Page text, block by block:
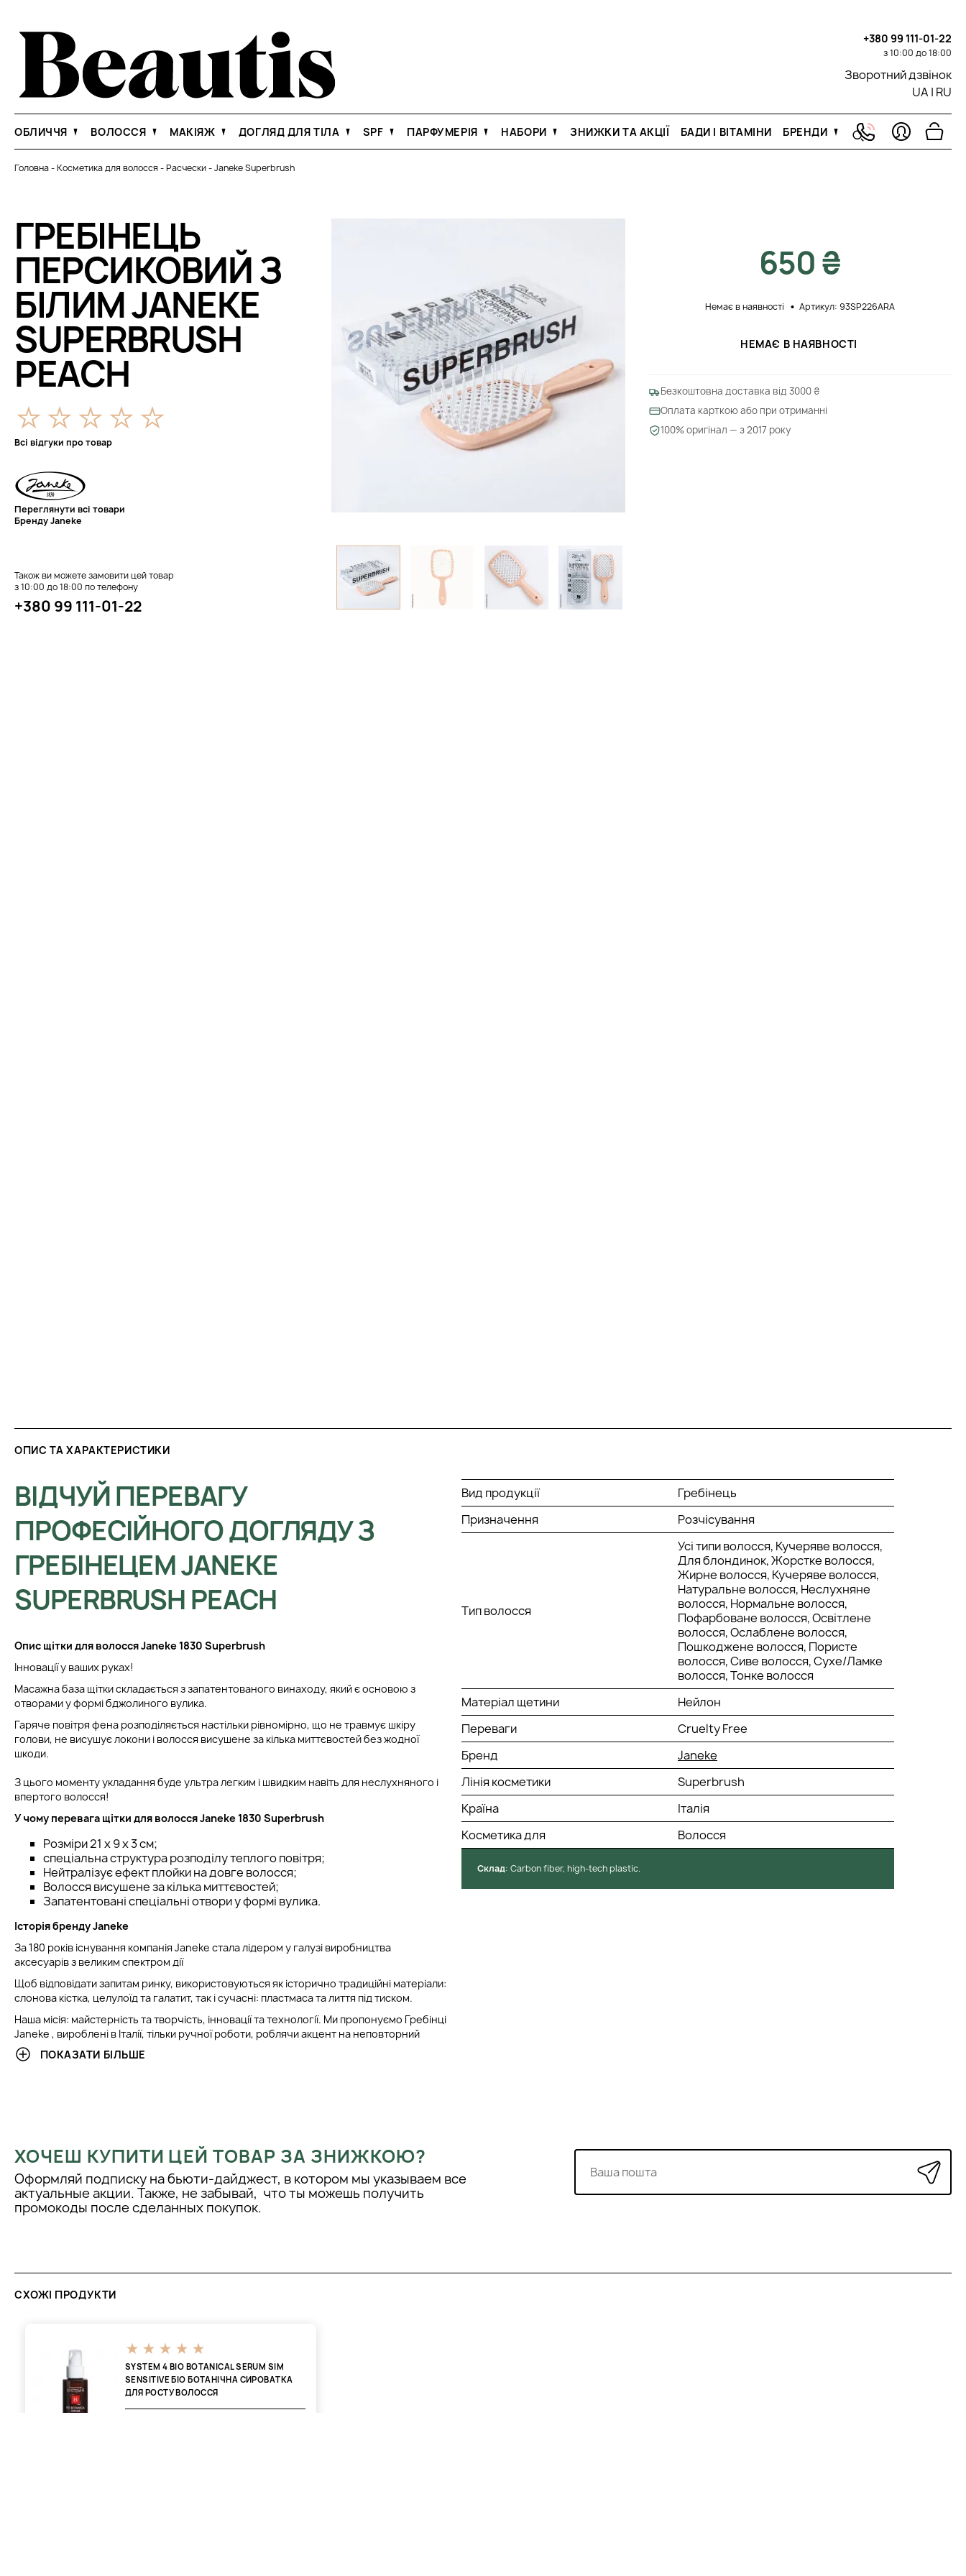
+380 99 111-01-22
з 10:00 до 18:00
Зворотний дзвінок
UA | RU
ОБЛИЧЧЯ ВОЛОССЯ МАКІЯЖ ДОГЛЯД ДЛЯ ТІЛА SPF ПАРФУМЕРІЯ НАБОРИ ЗНИЖКИ ТА АКЦІЇ БАДИ І ВІТАМІНИ БРЕНДИ
Головна-Косметика для волосся -Расчески-Janeke Superbrush
ГРЕБІНЕЦЬ
ПЕРСИКОВИЙ З
БІЛИМ JANEKE
SUPERBRUSH
PEACH
Всі відгуки про товар
Переглянути всі товари
Бренду Janeke
Також ви можете замовити цей товар
з 10:00 до 18:00 по телефону
+380 99 111-01-22
650 ₴
Немає в наявності Артикул: 93SP226ARA
НЕМАЄ В НАЯВНОСТІ
Безкоштовна доставка від 3000 ₴
Оплата карткою або при отриманні
100% оригінал — з 2017 року
ОПИС ТА ХАРАКТЕРИСТИКИ
ВІДЧУЙ ПЕРЕВАГУ
ПРОФЕСІЙНОГО ДОГЛЯДУ З
ГРЕБІНЕЦЕМ JANEKE
SUPERBRUSH PEACH
Опис щітки для волосся Janeke 1830 Superbrush
Інновації у ваших руках!
Масажна база щітки складається з запатентованого винаходу, який є основою з
отворами у формі бджолиного вулика.
Гаряче повітря фена розподіляється настільки рівномірно, що не травмує шкіру
голови, не висушує локони і волосся висушене за кілька миттєвостей без жодної
шкоди.
З цього моменту укладання буде ультра легким і швидким навіть для неслухняного і
впертого волосся!
У чому перевага щітки для волосся Janeke 1830 Superbrush
Розміри 21 x 9 x 3 см;
спеціальна структура розподілу теплого повітря;
Нейтралізує ефект плойки на довге волосся;
Волосся висушене за кілька миттєвостей;
Запатентовані спеціальні отвори у формі вулика.
Історія бренду Janeke
За 180 років існування компанія Janeke стала лідером у галузі виробництва
аксесуарів з великим спектром дії
Щоб відповідати запитам ринку, використовуються як історично традиційні матеріали:
слонова кістка, целулоїд та галатит, так і сучасні: пластмаса та лиття під тиском.
Наша місія: майстерність та творчість, інновації та технології. Ми пропонуємо Гребінці
Janeke , вироблені в Італії, тільки ручної роботи, роблячи акцент на неповторний
дизайн та високу якість матеріалів. В останні роки успіх компанії дозволив нам
зміцнити внутрішній ринок і значно розвинути ринок за кордоном.
Лінія, яка поєднує в собі елегантність та практичність.
Janeke це ТЕХНОЛОГІЯ
Нова лінія гребінець з карбонового волокна повністю усуває статичну електрику.
Крім того, висока термостійкість та хімічні речовини роблять ці продукти ідеальними
ПОКАЗАТИ БІЛЬШЕ
Вид продукції
Гребінець
Призначення
Розчісування
Тип волосся
Усі типи волосся, Кучеряве волосся,
Для блондинок, Жорстке волосся,
Жирне волосся, Кучеряве волосся,
Натуральне волосся, Неслухняне
волосся, Нормальне волосся,
Пофарбоване волосся, Освітлене
волосся, Ослаблене волосся,
Пошкоджене волосся, Пористе
волосся, Сиве волосся, Сухе/Ламке
волосся, Тонке волосся
Матеріал щетини
Нейлон
Переваги
Cruelty Free
Бренд
Janeke
Лінія косметики
Superbrush
Країна
Італія
Косметика для
Волосся
Cклад: Сarbon fiber, high-tech plastic.
ХОЧЕШ КУПИТИ ЦЕЙ ТОВАР ЗА ЗНИЖКОЮ?
Оформляй подписку на бьюти-дайджест, в котором мы указываем все
актуальные акции. Также, не забывай, что ты можешь получить
промокоды после сделанных покупок.
СХОЖІ ПРОДУКТИ
SYSTEM 4 BIO BOTANICAL SERUM SIM
SENSITIVE БІО БОТАНІЧНА СИРОВАТКА
ДЛЯ РОСТУ ВОЛОССЯ